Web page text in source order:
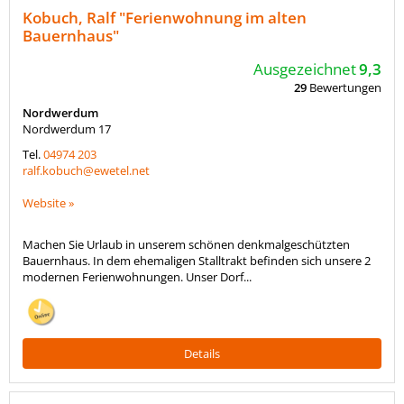
Kobuch, Ralf "Ferienwohnung im alten
Bauernhaus"
Ausgezeichnet9,3
29 Bewertungen
Nordwerdum
Nordwerdum 17
Tel.04974 203
ralf.kobuch@ewetel.net
Website »
Machen Sie Urlaub in unserem schönen denkmalgeschützten
Bauernhaus. In dem ehemaligen Stalltrakt befinden sich unsere 2
modernen Ferienwohnungen. Unser Dorf...
Details